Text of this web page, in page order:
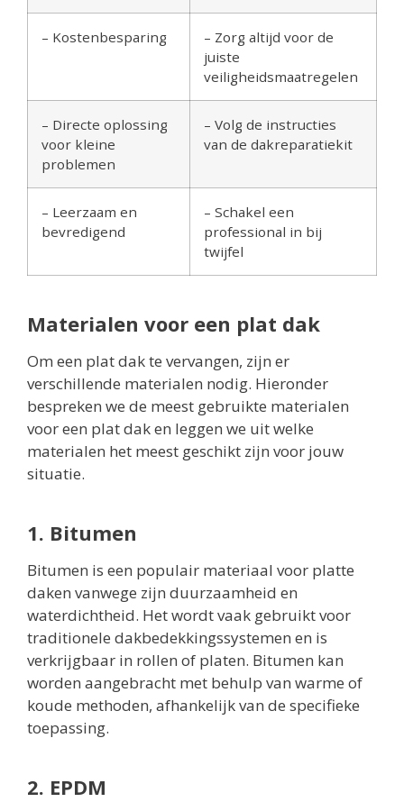
– Kostenbesparing
– Zorg altijd voor de
juiste
veiligheidsmaatregelen
– Directe oplossing
voor kleine
problemen
– Volg de instructies
van de dakreparatiekit
– Leerzaam en
bevredigend
– Schakel een
professional in bij
twijfel
Materialen voor een plat dak
Om een plat dak te vervangen, zijn er
verschillende materialen nodig. Hieronder
bespreken we de meest gebruikte materialen
voor een plat dak en leggen we uit welke
materialen het meest geschikt zijn voor jouw
situatie.
1. Bitumen
Bitumen is een populair materiaal voor platte
daken vanwege zijn duurzaamheid en
waterdichtheid. Het wordt vaak gebruikt voor
traditionele dakbedekkingssystemen en is
verkrijgbaar in rollen of platen. Bitumen kan
worden aangebracht met behulp van warme of
koude methoden, afhankelijk van de specifieke
toepassing.
2. EPDM